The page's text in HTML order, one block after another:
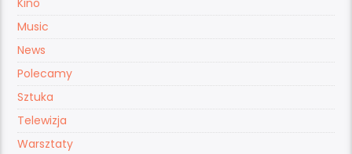
Music
News
Polecamy
Sztuka
Telewizja
Warsztaty